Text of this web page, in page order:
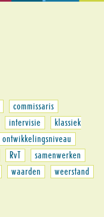
commissaris
intervisie
klassiek
ontwikkelingsniveau
RvT
samenwerken
waarden
weerstand